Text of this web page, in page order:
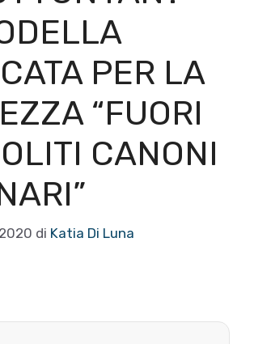
PER LA
“FUORI
CANONI
di Katia Di Luna